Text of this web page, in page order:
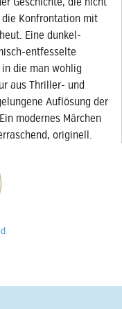
Konfrontation mit
Eine dunkel-
entfesselte
die man wohlig
aus Thriller- und
Auflösung der
modernes Märchen
originell.